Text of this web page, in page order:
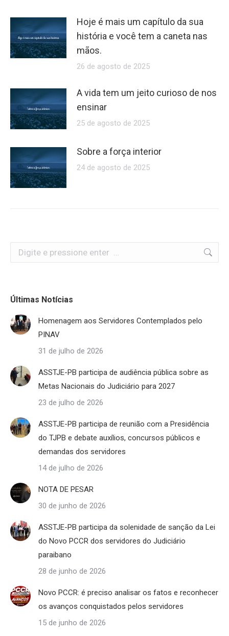
Hoje é mais um capítulo da sua
história e você tem a caneta nas
mãos.
26 de agosto de 2025
A vida tem um jeito curioso de nos
ensinar
25 de agosto de 2025
Sobre a força interior
24 de agosto de 2025
Search:
Últimas Notícias
Homenagem aos Servidores Contemplados pelo
PINAV
31 de julho de 2026
ASSTJE-PB participa de audiência pública sobre as
Metas Nacionais do Judiciário para 2027
23 de julho de 2026
ASSTJE-PB participa de reunião com a Presidência
do TJPB e debate auxílios, concursos públicos e
demandas dos servidores
14 de julho de 2026
NOTA DE PESAR
30 de junho de 2026
ASSTJE-PB participa da solenidade de sanção da Lei
do Novo PCCR dos servidores do Judiciário
paraibano
28 de junho de 2026
Novo PCCR: é preciso analisar os fatos e reconhecer
os avanços conquistados pelos servidores
15 de junho de 2026